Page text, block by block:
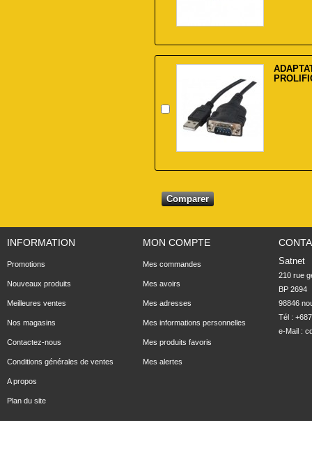
INFORMATION
Promotions
Nouveaux produits
Meilleures ventes
Nos magasins
Contactez-nous
Conditions générales de ventes
A propos
Plan du site
MON COMPTE
Mes commandes
Mes avoirs
Mes adresses
Mes informations personnelles
Mes produits favoris
Mes alertes
Satnet
210 rue
BP 2694
98846
Tél :
e-Mail :